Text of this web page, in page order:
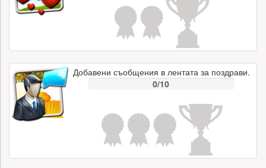
Добавени съобщения в лентата за поздрави.
0/10